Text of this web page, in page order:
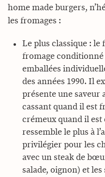
home made burgers,
les fromages :
Le plus classique : le
fromage
emballées
des années 1990. Il
présente une saveur
cassant quand il est
crémeux quand il est
ressemble le plus à
privilégier pour les
avec un steak de
salade, oignon) et